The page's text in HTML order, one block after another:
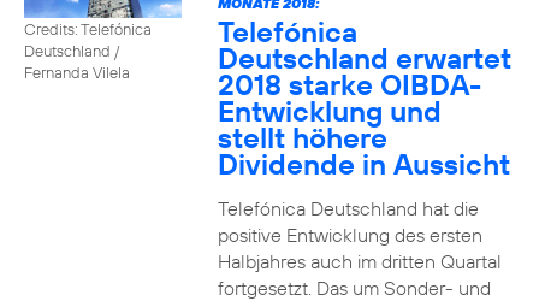
Credits: Telefónica
Deutschland /
Fernanda Vilela
Telefónica
Deutschland erwartet
2018 starke OIBDA-
Entwicklung und
stellt höhere
Dividende in Aussicht
Telefónica Deutschland hat die
positive Entwicklung des ersten
Halbjahres auch im dritten Quartal
fortgesetzt. Das um Sonder- und